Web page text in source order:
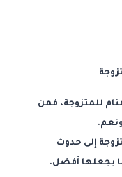
للمتزوجة، فمن
إلى حدوث
يجعلها أفضل.